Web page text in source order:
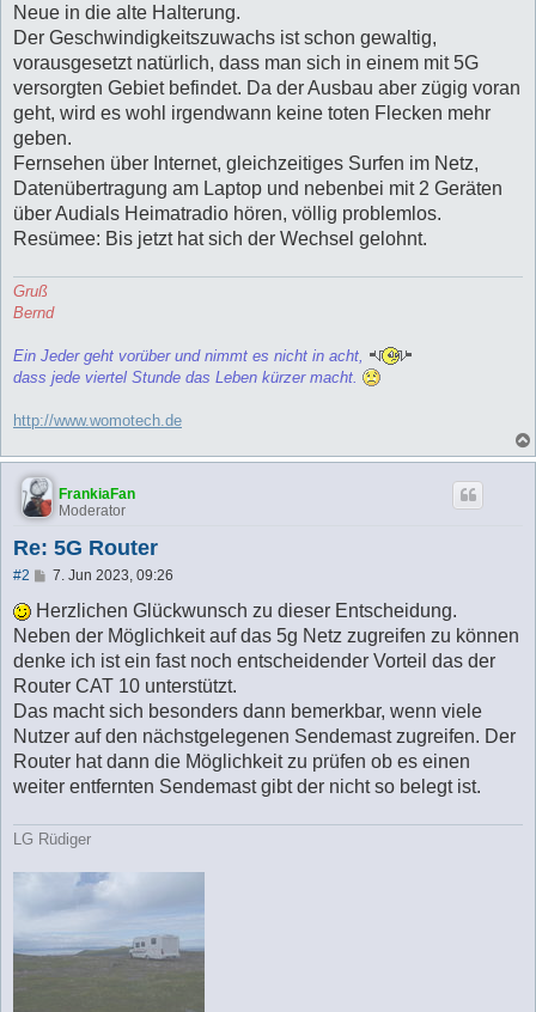
Neue in die alte Halterung.
Der Geschwindigkeitszuwachs ist schon gewaltig,
vorausgesetzt natürlich, dass man sich in einem mit 5G
versorgten Gebiet befindet. Da der Ausbau aber zügig voran
geht, wird es wohl irgendwann keine toten Flecken mehr
geben.
Fernsehen über Internet, gleichzeitiges Surfen im Netz,
Datenübertragung am Laptop und nebenbei mit 2 Geräten
über Audials Heimatradio hören, völlig problemlos.
Resümee: Bis jetzt hat sich der Wechsel gelohnt.
Gruß
Bernd
Ein Jeder geht vorüber und nimmt es nicht in acht,
dass jede viertel Stunde das Leben kürzer macht.
http://www.womotech.de
FrankiaFan
Moderator
Re: 5G Router
#2
B
i
r
a
7. Jun 2023, 09:26
Herzlichen Glückwunsch zu dieser Entscheidung.
Neben der Möglichkeit auf das 5g Netz zugreifen zu können
denke ich ist ein fast noch entscheidender Vorteil das der
Router CAT 10 unterstützt.
Das macht sich besonders dann bemerkbar, wenn viele
Nutzer auf den nächstgelegenen Sendemast zugreifen. Der
Router hat dann die Möglichkeit zu prüfen ob es einen
weiter entfernten Sendemast gibt der nicht so belegt ist.
LG Rüdiger